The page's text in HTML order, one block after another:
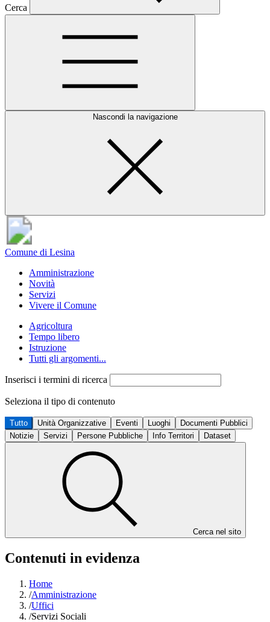
Cerca
Nascondi la navigazione
Comune di Lesina
Amministrazione
Novità
Servizi
Vivere il Comune
Agricoltura
Tempo libero
Istruzione
Tutti gli argomenti...
Inserisci i termini di ricerca
Seleziona il tipo di contenuto
Tutto Unità Organizzative Eventi Luoghi
Documenti Pubblici
Notizie
Servizi Persone Pubbliche Info Territori Dataset
Cerca nel sito
Contenuti in evidenza
Home
/Amministrazione
/Uffici
/Servizi Sociali